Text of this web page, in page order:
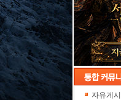
자유게